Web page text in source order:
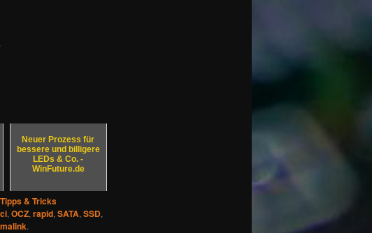
Neuer Prozess für
bessere und billigere
LEDs & Co. -
WinFuture.de
Tipps & Tricks
, OCZ, rapid, SATA, SSD,
.